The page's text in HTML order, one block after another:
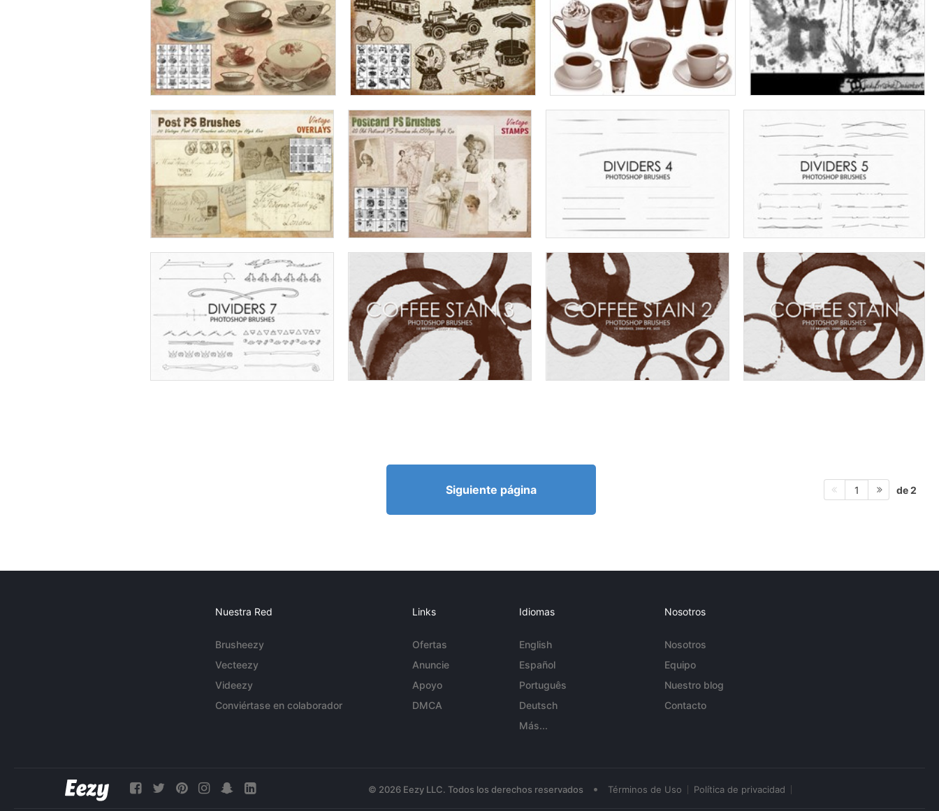
Siguiente página 1 de 2
Nuestra Red
Brusheezy
Vecteezy
Videezy
Conviértase en colaborador
Links
Ofertas
Anuncie
Apoyo
DMCA
Idiomas
English
Español
Português
Deutsch
Más...
Nosotros
Nosotros
Equipo
Nuestro blog
Contacto
© 2026 Eezy LLC. Todos los derechos reservados • Términos de Uso Política de privacidad